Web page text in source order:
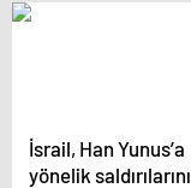
gayrimenkul satışı
İsrail, Han Yunus’a
yönelik saldırılarını